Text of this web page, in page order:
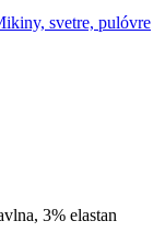
svetre, pulóvre
3% elastan